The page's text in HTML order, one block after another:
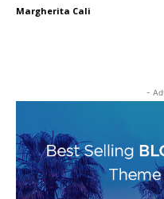
Margherita Cali
-